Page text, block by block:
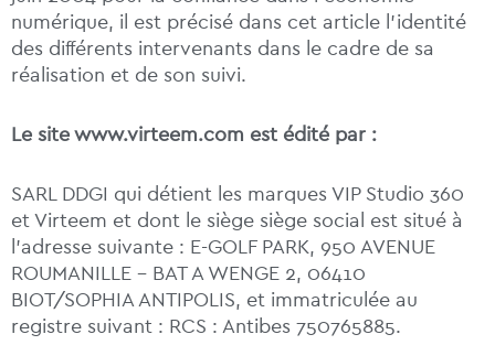
numérique, il est précisé dans cet article l’identité
des différents intervenants dans le cadre de sa
réalisation et de son suivi.
Le site www.virteem.com est édité par :
SARL DDGI qui détient les marques VIP Studio 360
et Virteem et dont le siège siège social est situé à
l’adresse suivante : E-GOLF PARK, 950 AVENUE
ROUMANILLE – BAT A WENGE 2, 06410
BIOT/SOPHIA ANTIPOLIS, et immatriculée au
registre suivant : RCS : Antibes 750765885.